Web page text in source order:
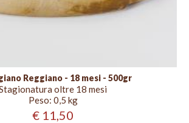
Reggiano - 18 mesi - 500gr
oltre 18 mesi
Peso: 0,5 kg
€ 11,50